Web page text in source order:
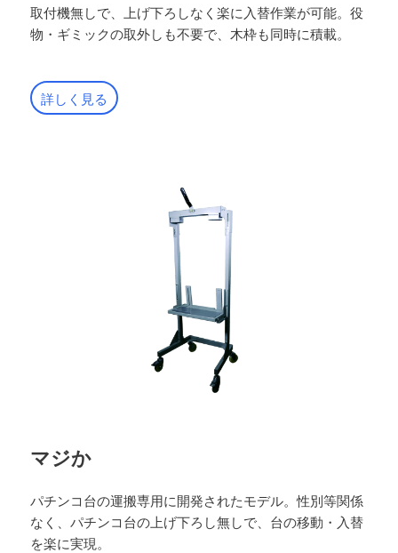
取付機無しで、上げ下ろしなく楽に入替作業が可能。役
物・ギミックの取外しも不要で、木枠も同時に積載。
詳しく見る
マジか
パチンコ台の運搬専用に開発されたモデル。性別等関係
なく、パチンコ台の上げ下ろし無しで、台の移動・入替
を楽に実現。